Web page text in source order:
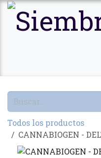
Ir al contenido
Todos los productos
CANNABIOGEN -